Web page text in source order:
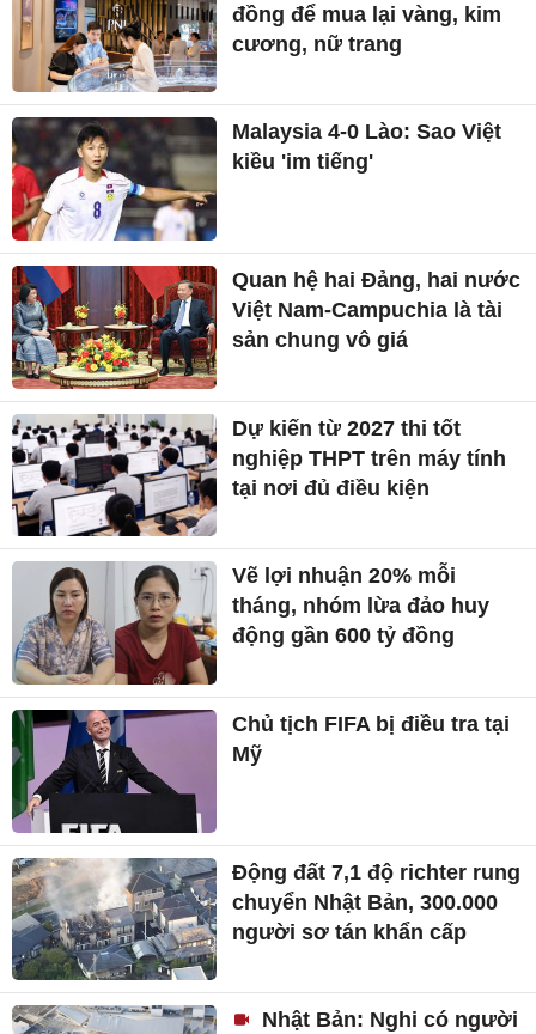
đồng để mua lại vàng, kim
cương, nữ trang
Malaysia 4-0 Lào: Sao Việt
kiều 'im tiếng'
Quan hệ hai Đảng, hai nước
Việt Nam-Campuchia là tài
sản chung vô giá ​
Dự kiến từ 2027 thi tốt
nghiệp THPT trên máy tính
tại nơi đủ điều kiện
Vẽ lợi nhuận 20% mỗi
tháng, nhóm lừa đảo huy
động gần 600 tỷ đồng
Chủ tịch FIFA bị điều tra tại
Mỹ
Động đất 7,1 độ richter rung
chuyển Nhật Bản, 300.000
người sơ tán khẩn cấp
Nhật Bản: Nghi có người